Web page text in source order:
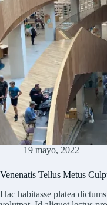
19 mayo, 2022
Venenatis Tellus Metus
Hac habitasse platea